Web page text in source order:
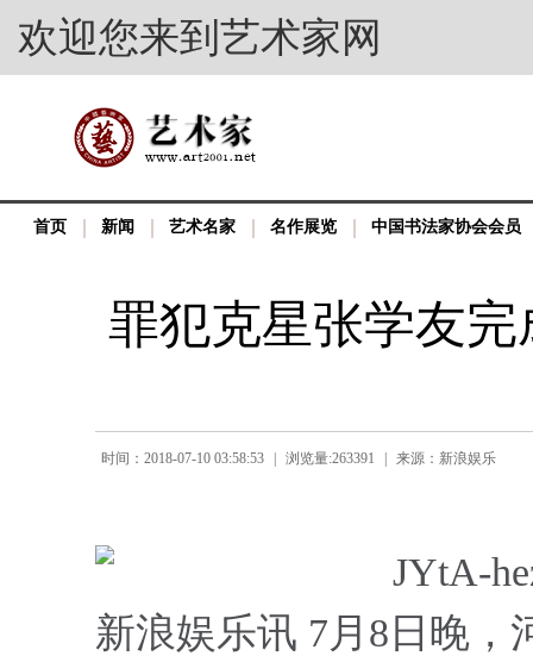
欢迎您来到艺术家网
首页 新闻 艺术名家 名作展览 中国书法家协会会员
罪犯克星张学友
时间：2018-07-10 03:58:53 浏览量:263391 来源：​新浪娱乐
新浪娱乐讯 7月8日晚，